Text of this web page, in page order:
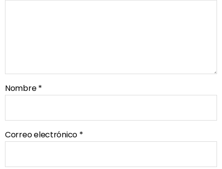
Nombre*
Correo electrónico *